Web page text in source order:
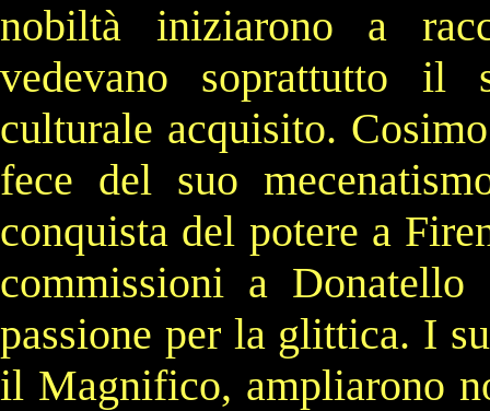
nobiltà iniziarono a
vedevano soprattutto
culturale acquisito.
fece del suo
conquista del potere a
commissioni a Donatello
passione per la glittica. I
il Magnifico, ampliarono